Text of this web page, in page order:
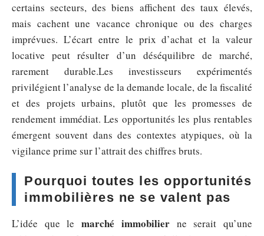
certains secteurs, des biens affichent des taux élevés,
mais cachent une vacance chronique ou des charges
imprévues. L’écart entre le prix d’achat et la valeur
locative peut résulter d’un déséquilibre de marché,
rarement durable.Les investisseurs expérimentés
privilégient l’analyse de la demande locale, de la fiscalité
et des projets urbains, plutôt que les promesses de
rendement immédiat. Les opportunités les plus rentables
émergent souvent dans des contextes atypiques, où la
vigilance prime sur l’attrait des chiffres bruts.
Pourquoi toutes les opportunités
immobilières ne se valent pas
L’idée que lemarché immobilierne serait qu’une